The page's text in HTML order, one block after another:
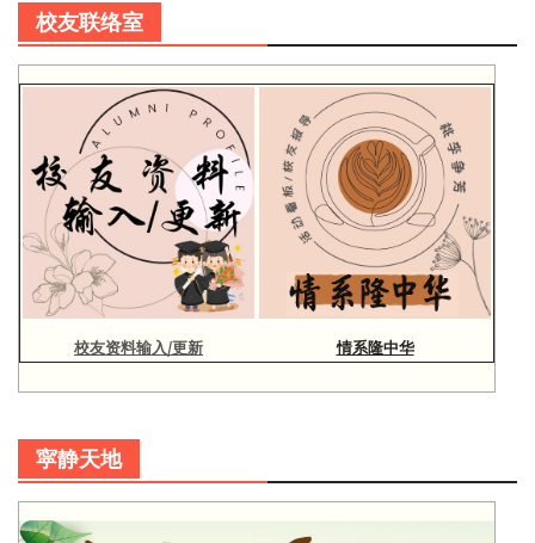
校友联络室
校友资料输入/更新 情系隆中华
寜静天地